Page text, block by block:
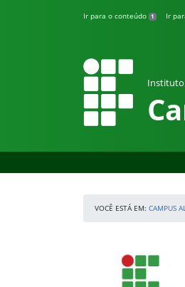
Ir para o conteúdo 1 Ir
Instituto
VOCÊ ESTÁ EM: CAMPUS
Início da navegação